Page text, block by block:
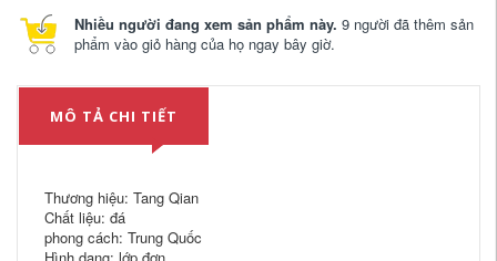
Nhiều người đang xem sản phẩm này. 9 người đã thêm sản
phẩm vào giỏ hàng của họ ngay bây giờ.
MÔ TẢ CHI TIẾT
Thương hiệu: Tang Qian
Chất liệu: đá
phong cách: Trung Quốc